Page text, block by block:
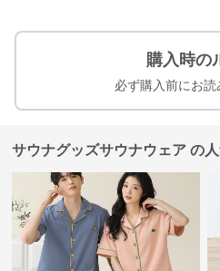
購入時の
必ず購入前にお読
サウナグッズサウナウェア の